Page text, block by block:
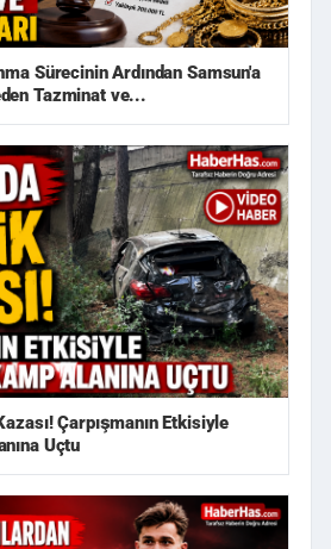
Sürecinin Ardından Samsun'a
Tazminat ve...
Çarpışmanın Etkisiyle
Uçtu